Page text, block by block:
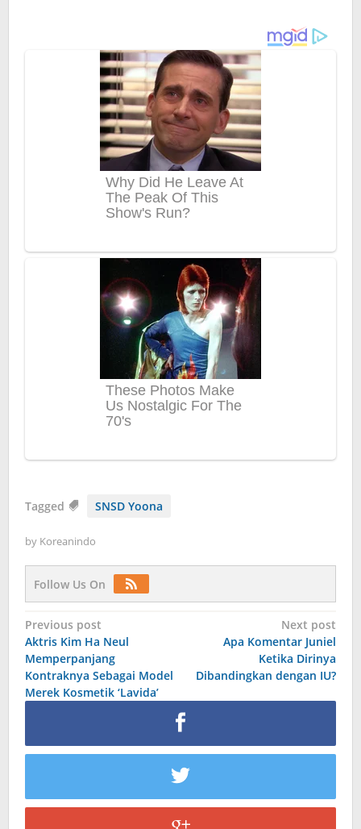
Tagged SNSD Yoona
by Koreanindo
Follow Us On
Post
navigation
Previous post
Aktris Kim Ha Neul
Memperpanjang
Kontraknya Sebagai Model
Merek Kosmetik ‘Lavida’
Next post
Apa Komentar Juniel
Ketika Dirinya
Dibandingkan dengan IU?